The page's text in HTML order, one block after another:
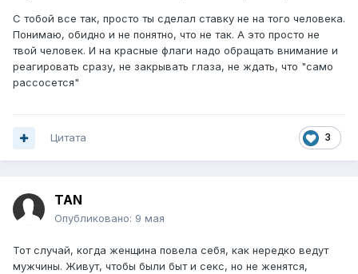
С тобой все так, просто ты сделал ставку не на того человека.
Понимаю, обидно и не понятно, что не так. А это просто не
твой человек. И на красные флаги надо обращать внимание и
реагировать сразу, не закрывать глаза, не ждать, что "само
рассосется"
3
Цитата
TAN
Опубликовано: 9 мая
Тот случай, когда женщина повела себя, как нередко ведут
мужчины. Живут, чтобы были быт и секс, но не женятся,